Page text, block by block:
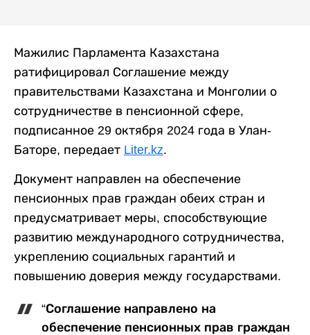
Мажилис Парламента Казахстана
ратифицировал Соглашение между
правительствами Казахстана и Монголии о
сотрудничестве в пенсионной сфере,
подписанное 29 октября 2024 года в Улан-
Баторе, передает Liter.kz.
Документ направлен на обеспечение
пенсионных прав граждан обеих стран и
предусматривает меры, способствующие
развитию международного сотрудничества,
укреплению социальных гарантий и
повышению доверия между государствами.
“Соглашение направлено на
обеспечение пенсионных прав граждан